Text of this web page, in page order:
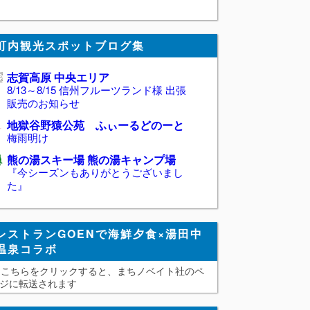
内観光スポットブログ集
志賀高原 中央エリア
8/13～8/15 信州フルーツランド様 出張
販売のお知らせ
地獄谷野猿公苑 ふぃーるどのーと
梅雨明け
熊の湯スキー場 熊の湯キャンプ場
『今シーズンもありがとうございまし
た』
ストランGOENで海鮮夕食×湯田中
泉コラボ
こちらをクリックすると、まちノベイト社のペ
に転送されます